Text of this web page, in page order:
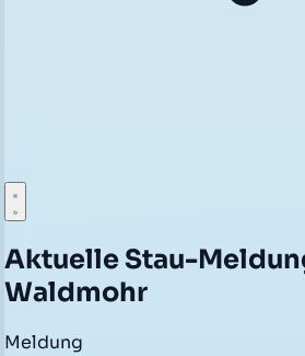
Aktuelle Stau-
Waldmohr
Meldung